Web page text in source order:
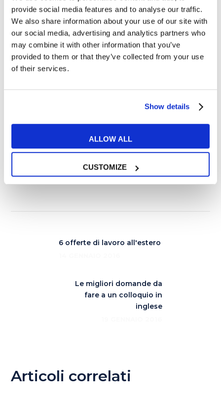
provide social media features and to analyse our traffic.
We also share information about your use of our site with
our social media, advertising and analytics partners who
may combine it with other information that you’ve
provided to them or that they’ve collected from your use
of their services.
Show details
ALLOW ALL
CUSTOMIZE
questo video mi tolgono il sonno ancora
adesso.[su_youtube url=”[su_youtube
url=’https://www.youtube.com/watch?
v=dly6p4Fu5TE’]
Capelli ingelatinati
all’inverosimile
Da abbinare alle truzzissime felpe color
bianco neve con il logo Diesel.
6 offerte di lavoro all'estero
Le migliori domande da
fare a un colloquio in
inglese
Articoli correlati